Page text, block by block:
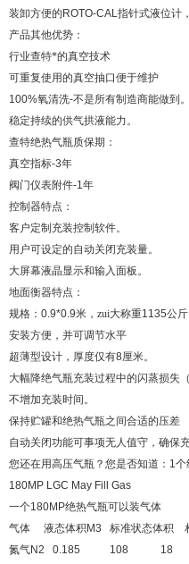
装卸方便的 ROTO-CAL指针式液位计
产品其他优势：
行业查特*的真空技术
可重复使用的真空抽口便于维护
100%氧清洗-不是所有制造商能做到
稳定持续的供气拱液能力。
查特绝热气瓶质保期：
真空指标-3年
阀门仪表附件-1年
控制器特点：
客户定制充装控制软件。
用户可设定的自动关闭充装量。
大屏幕液晶显示和输入面板。
地面衡器特点：
规格： 0.9*0.9米，zui大称重1135公斤
安装方便，并可调节水平
超薄型设计，厚度仅有8厘米。
大幅降绝气瓶充装过程中的闪蒸损失
不增加充装时间。
保持贮罐和绝热气瓶之间合适的压差
自动关闭功能可事项无人值守，确保
您还在用高压气瓶？您是否知道： 1个
180MP LGC May Fill Gas
一个180MP绝热气瓶可以装气体
气体
液态体积 M3 标准状态体积
氮气N2 0.185 108 18